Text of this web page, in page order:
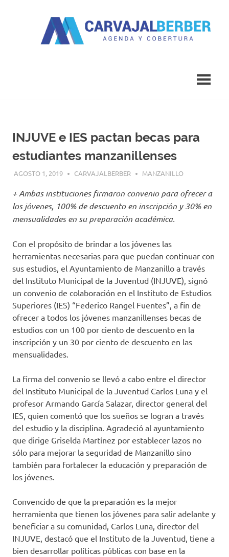
INJUVE e IES pactan becas para
estudiantes manzanillenses
AGOSTO 1, 2019 CARVAJALBERBER MANZANILLO
+ Ambas instituciones firmaron convenio para ofrecer a
los jóvenes, 100% de descuento en inscripción y 30% en
mensualidades en su preparación académica.
Con el propósito de brindar a los jóvenes las
herramientas necesarias para que puedan continuar con
sus estudios, el Ayuntamiento de Manzanillo a través
del Instituto Municipal de la Juventud (INJUVE), signó
un convenio de colaboración en el Instituto de Estudios
Superiores (IES) “Federico Rangel Fuentes”, a fin de
ofrecer a todos los jóvenes manzanillenses becas de
estudios con un 100 por ciento de descuento en la
inscripción y un 30 por ciento de descuento en las
mensualidades.
La firma del convenio se llevó a cabo entre el director
del Instituto Municipal de la Juventud Carlos Luna y el
profesor Armando García Salazar, director general del
IES, quien comentó que los sueños se logran a través
del estudio y la disciplina. Agradeció al ayuntamiento
que dirige Griselda Martínez por establecer lazos no
sólo para mejorar la seguridad de Manzanillo sino
también para fortalecer la educación y preparación de
los jóvenes.
Convencido de que la preparación es la mejor
herramienta que tienen los jóvenes para salir adelante y
beneficiar a su comunidad, Carlos Luna, director del
INJUVE, destacó que el Instituto de la Juventud, tiene a
bien desarrollar políticas públicas con base en la